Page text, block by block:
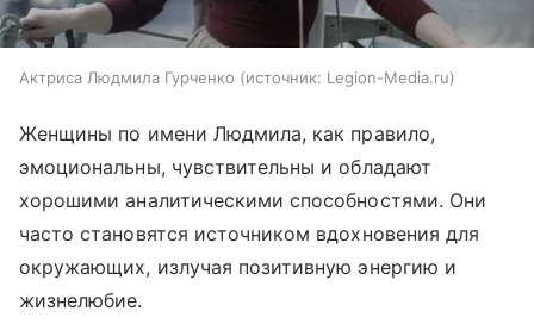
Актриса Людмила Гурченко источник: Legion-Media.ru
Женщины по имени Людмила, как правило,
эмоциональны, чувствительны и обладают
хорошими аналитическими способностями. Они
часто становятся источником вдохновения для
окружающих, излучая позитивную энергию и
жизнелюбие.